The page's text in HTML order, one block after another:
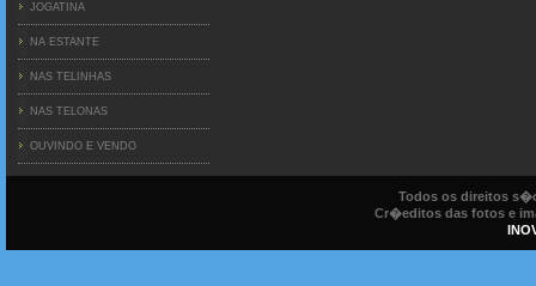
JOGATINA
NA ESTANTE
NAS TELINHAS
NAS TELONAS
OUVINDO E VENDO
Todos os direitos
Cr�editos das fotos e